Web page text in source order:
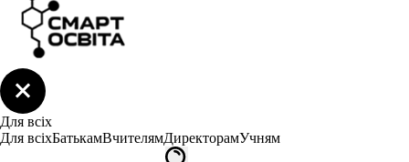
Для всіх
Для всіхБатькамВчителямДиректорамУчням